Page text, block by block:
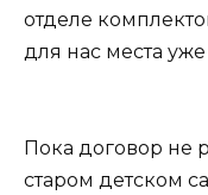
отделе
для нас места уже
Пока договор не
старом детском